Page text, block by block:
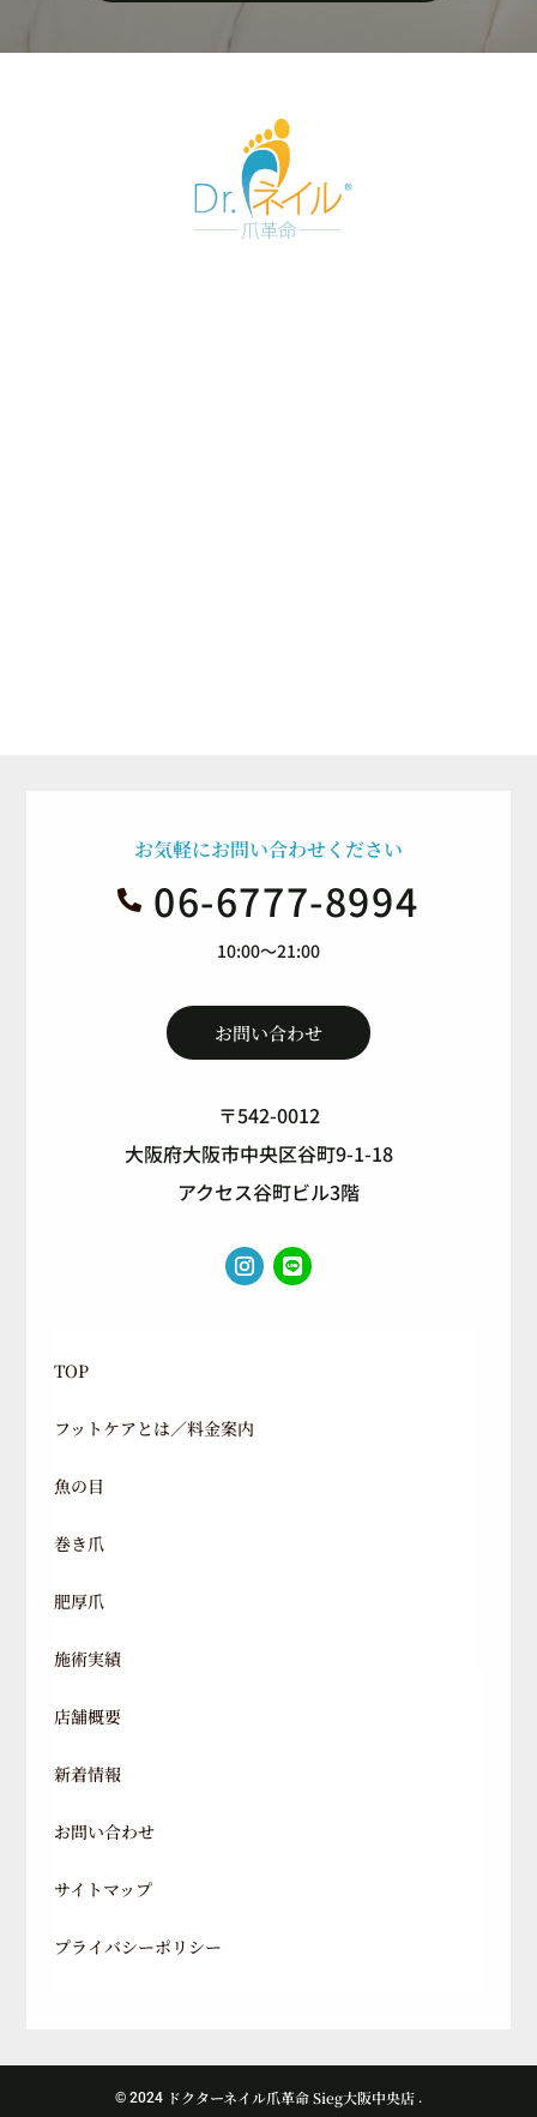
お気軽にお問い合わせください
 06-6777-8994
10:00～21:00
お問い合わせ
〒542-0012
大阪府大阪市中央区谷町9-1-18
アクセス谷町ビル3階
TOP
フットケアとは／料金案内
魚の目
巻き爪
肥厚爪
施術実績
店舗概要
新着情報
お問い合わせ
サイトマップ
プライバシーポリシー
© 2024 ドクターネイル爪革命 Sieg大阪中央店 .